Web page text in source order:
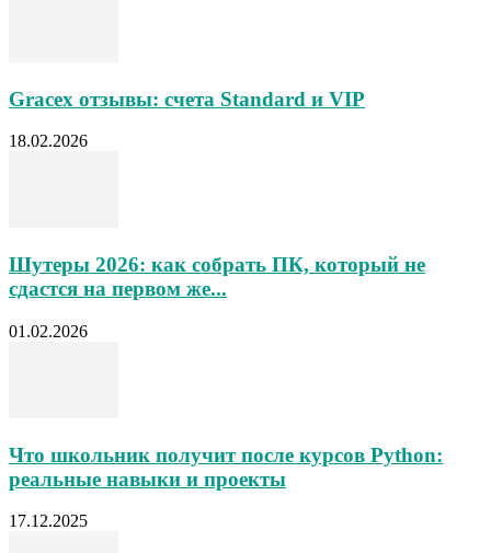
Gracex отзывы: счета Standard и VIP
18.02.2026
Шутеры 2026: как собрать ПК, который не
сдастся на первом же...
01.02.2026
Что школьник получит после курсов Python:
реальные навыки и проекты
17.12.2025